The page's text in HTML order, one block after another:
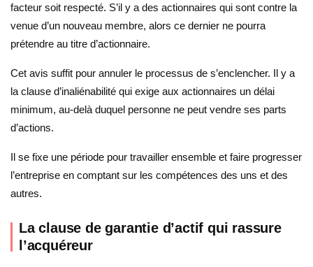
facteur soit respecté. S’il y a des actionnaires qui sont contre la
venue d’un nouveau membre, alors ce dernier ne pourra
prétendre au titre d’actionnaire.
Cet avis suffit pour annuler le processus de s’enclencher. Il y a
la clause d’inaliénabilité qui exige aux actionnaires un délai
minimum, au-delà duquel personne ne peut vendre ses parts
d’actions.
Il se fixe une période pour travailler ensemble et faire progresser
l’entreprise en comptant sur les compétences des uns et des
autres.
La clause de garantie d’actif qui rassure
l’acquéreur